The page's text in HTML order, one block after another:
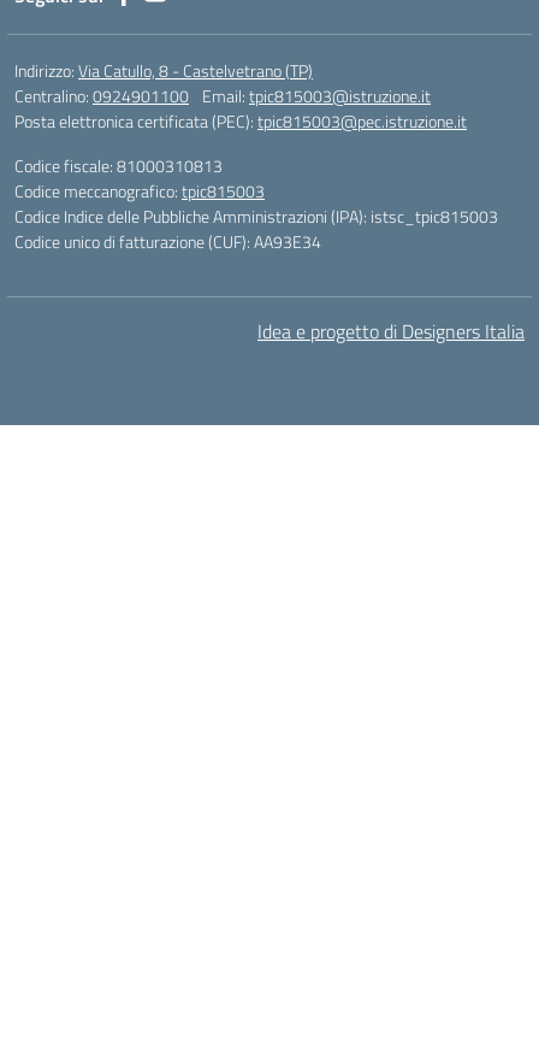
Indirizzo:Via Catullo, 8 - Castelvetrano (TP)
Centralino:0924901100 Email:tpic815003@istruzione.it
Posta elettronica certificata (PEC):tpic815003@pec.istruzione.it
Codice fiscale: 81000310813
Codice meccanografico:tpic815003
Codice Indice delle Pubbliche Amministrazioni (IPA): istsc_tpic815003
Codice unico di fatturazione (CUF): AA93E34
Idea e progetto di Designers Italia